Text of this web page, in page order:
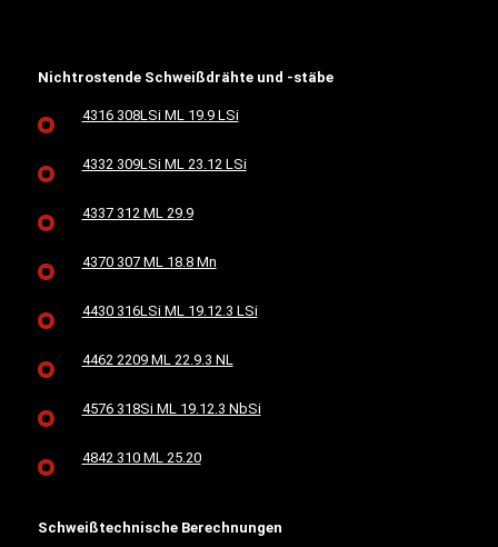
Nichtrostende Schweißdrähte und -stäbe
4316 308LSi ML 19.9 LSi
4332 309LSi ML 23.12 LSi
4337 312 ML 29.9
4370 307 ML 18.8 Mn
4430 316LSi ML 19.12.3 LSi
4462 2209 ML 22.9.3 NL
4576 318Si ML 19.12.3 NbSi
4842 310 ML 25.20
Schweißtechnische Berechnungen